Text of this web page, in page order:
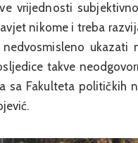
vrijednosti
nikome i treba
ukazati
takve
sa Fakulteta političkih